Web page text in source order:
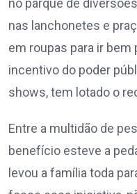
no parque de
nas lanchonetes e
em roupas para ir bem
incentivo do poder
shows, tem lotado o
Entre a multidão de
benefício esteve a
levou a família toda